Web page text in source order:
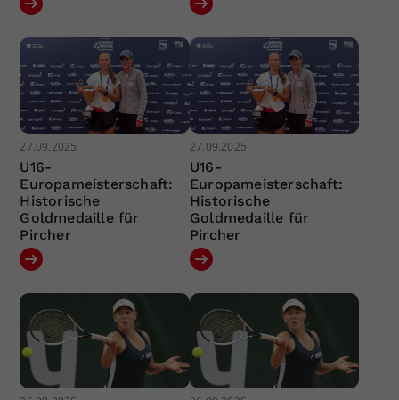
27.09.2025
U16-
Europameisterschaft:
Historische
Goldmedaille für
Pircher
27.09.2025
U16-
Europameisterschaft:
Historische
Goldmedaille für
Pircher